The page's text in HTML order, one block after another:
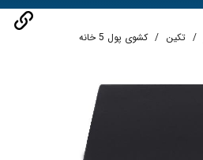
تکین کشوی پول 5 خانه